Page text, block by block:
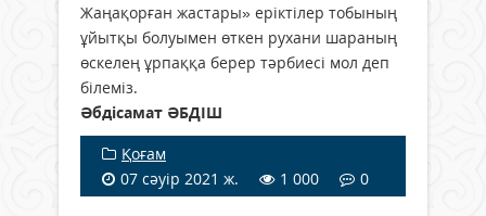
Жаңақорған жастары» еріктілер тобының
ұйытқы болуымен өткен рухани шараның
өскелең ұрпаққа берер тәрбиесі мол деп
білеміз.
Әбдісамат ӘБДІШ
Қоғам
07 сәуір 2021 ж.
1 000 0